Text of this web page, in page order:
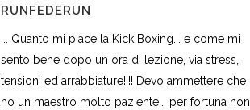
RUNFEDERUN
... Quanto mi piace la Kick Boxing... e come mi
sento bene dopo un ora di lezione, via stress,
tensioni ed arrabbiature!!!! Devo ammettere che
ho un maestro molto paziente... per fortuna non